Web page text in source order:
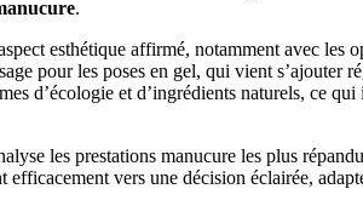
.
esthétique affirmé, notamment avec les
pour les poses en gel, qui vient s’ajouter
d’écologie et d’ingrédients naturels, ce
les prestations manucure les plus
vers une décision éclairée,